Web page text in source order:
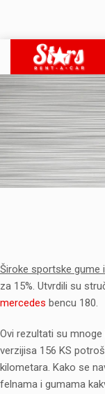
Široke sportske gume
za 15%. Utvrdili su
mercedes bencu 180.
Ovi rezultati su
verzijisa 156 KS
kilometara. Kako se
felnama i gumama